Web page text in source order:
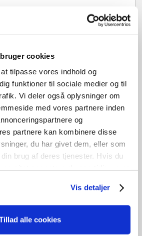
cookies
tilpasse vores indhold og
funktioner til sociale medier og til
Vi deler også oplysninger om
med vores partnere inden
og
partnere kan kombinere disse
du har givet dem, eller som
brug af deres tjenester. Hvis du
Vis detaljer
alle cookies